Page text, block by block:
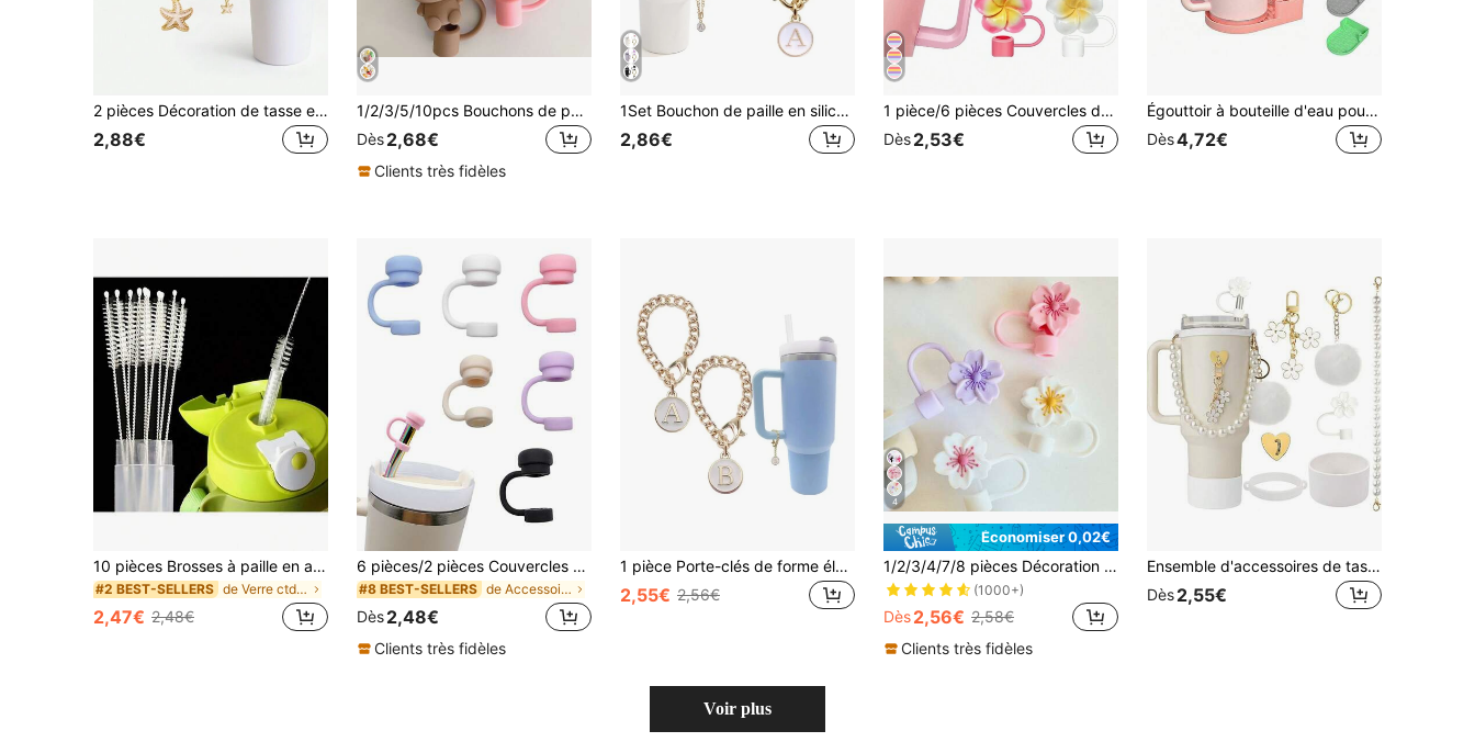
2 pièces Décoration de tasse en forme d'étoile de mer blanche, accessoire d'étiquette d'identification de style océanique pour les anses de tasses de 30 oz/40 oz, décoration (rose, bleu, vert)
2,88€
1/2/3/5/10pcs Bouchons de paille en silicone portables et mignons en forme d'animaux, Grenouille, Lapin, Canard, Raton laveur, Poulet Bouchons de paille 10mm 0.4in Accessoires de bouchon de paille réutilisables, Décoration de la Saint-Valentin Cadeau de fête pour enfants
Dès2,68€
Clients très fidèles
1Set Bouchon de paille en silicone à la mode avec breloques lettres, couvre-paille fleurs mignons pour tasses de 40&30 Oz, bouchon de paille anti-poussière de 0,4 po, embouts de paille réutilisables (1 pièce couvre-paille + 1 pièce lettre)
2,86€
1 pièce/6 pièces Couvercles de paille à fleurs, convient pour les tasses de 30 oz et 40 oz, capuchons de paille en silicone de 10 mm, réutilisables, anti-poussière, couvercles de paille minimalistes, accessoires pour tasses, cadeau pour la fête des mères
Dès2,53€
Égouttoir à bouteille d'eau pour tumbler de 20-30-40 oz, égouttoir en silicone pour tasse, support de bouteille de comptoir pour tasses, mugs, verres, pailles, couvercle de tasse
Dès4,72€
10 pièces Brosses à paille en acier inoxydable avec poils doux - Brosses de nettoyage en plastique réutilisables convenant pour le verre, le silicone, les tubes en métal - Parfait pour les théières, les tasses, les biberons, les tubes à essai, les petites bouteilles - Cuisine,
#2 BEST-SELLERS de Verre ctd Accessoires pour bouteilles d'eau et
2,47€ 2,48€
6 pièces/2 pièces Couvercles de paille réutilisables en silicone compatibles avec la coupe , pour éviter les débordements, les fuites, les éclaboussures et la poussière
#8 BEST-SELLERS de Accessoires pour bouteilles d'eau et gobelets
Dès2,48€
Clients très fidèles
1 pièce Porte-clés de forme élégante en forme de tasse, 26 breloques de lettres alphabétiques pour tasse, chaîne dorée de breloques initiales pour bouteille d'eau, gobelet, tasse - Identification de lettre blanche pour poignée de tasse
2,55€ 2,56€
4
Économiser 0,02€
1/2/3/4/7/8 pièces Décoration florale mignonne, Couvre-paille anti-poussière à motif de fleurs de cerisier, Bouchons de paille en silicone pour bouteille d'eau, Cadeau de fête de fleurs, Couvre-tête de paille réutilisable personnalisé, Convient pour la décoration de la maison et des fêtes
(1000+)
Dès2,56€ 2,58€
Clients très fidèles
Ensemble d'accessoires de tasse compatible, accessoires de tasse de 40 oz, accessoires de couvercle avec paille et accessoires de tasse isotherme, accessoires de tasse, accessoires de manchon de tasse, cadeau pour la fête des mères, cadeau pour la fête des pères, cadeau pour la fête des mères, convient pour les tasses isothermes, les glacières, les tasses, les tasses à fond plat. Rendez votre tasse plus élégante, un cadeau unique pour les femmes.
Dès2,55€
Voir plus